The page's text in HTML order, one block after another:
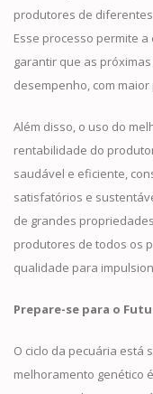
produtores de
Esse processo permite
garantir que as
desempenho, com
Além disso, o uso do
rentabilidade do
saudável e eficiente,
satisfatórios e
de grandes
produtores de todos os
qualidade para
Prepare-se para o
O ciclo da pecuária está
melhoramento genético